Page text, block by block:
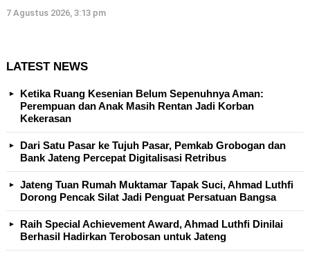
7 Agustus 2026, 3:13 pm
LATEST NEWS
Ketika Ruang Kesenian Belum Sepenuhnya Aman:
Perempuan dan Anak Masih Rentan Jadi Korban
Kekerasan
Dari Satu Pasar ke Tujuh Pasar, Pemkab Grobogan dan
Bank Jateng Percepat Digitalisasi Retribus
Jateng Tuan Rumah Muktamar Tapak Suci, Ahmad Luthfi
Dorong Pencak Silat Jadi Penguat Persatuan Bangsa
Raih Special Achievement Award, Ahmad Luthfi Dinilai
Berhasil Hadirkan Terobosan untuk Jateng